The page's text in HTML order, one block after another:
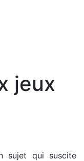
jeux
sujet qui suscite